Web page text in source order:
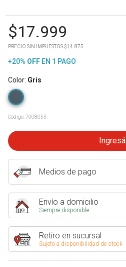
$17.999
PRECIO SIN IMPUESTOS $14.875
+20% OFF EN 1 PAGO
Color: Gris
Código:7008053
Ingresá
Medios de pago
Envío a domicilio
Siempre disponible
Retiro en sucursal
Sujeto a disponibilidad de stock